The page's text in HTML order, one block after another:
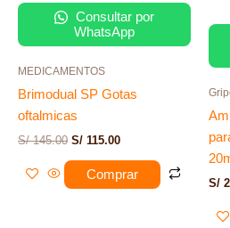
Consultar por
WhatsApp
MEDICAMENTOS
Brimodual SP Gotas
oftalmicas
S/145.00 S/ 115.00
Comprar
S/